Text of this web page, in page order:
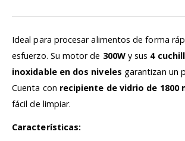
Ideal para procesar alimentos de forma
esfuerzo. Su motor de 300Wy sus 4
inoxidable en dos niveles garantizan un
Cuenta con recipiente de vidrio de 1800
fácil de limpiar.
Características: